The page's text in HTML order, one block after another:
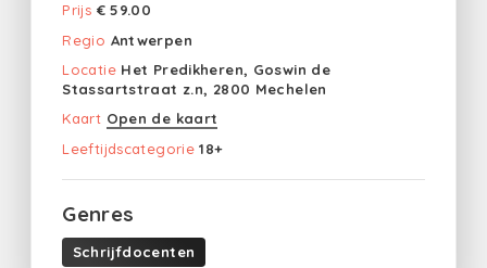
Prijs € 59.00
Regio Antwerpen
Locatie Het Predikheren, Goswin de
Stassartstraat z.n, 2800 Mechelen
Kaart Open de kaart
Leeftijdscategorie 18+
Genres
Schrijfdocenten